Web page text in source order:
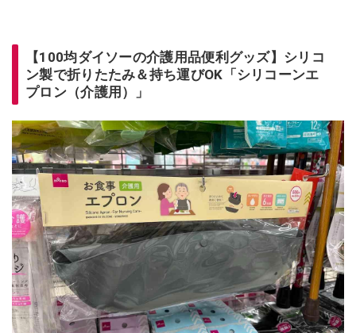
【100均ダイソーの介護用品便利グッズ】シリコ
ン製で折りたたみ＆持ち運びOK「シリコーンエ
プロン（介護用）」